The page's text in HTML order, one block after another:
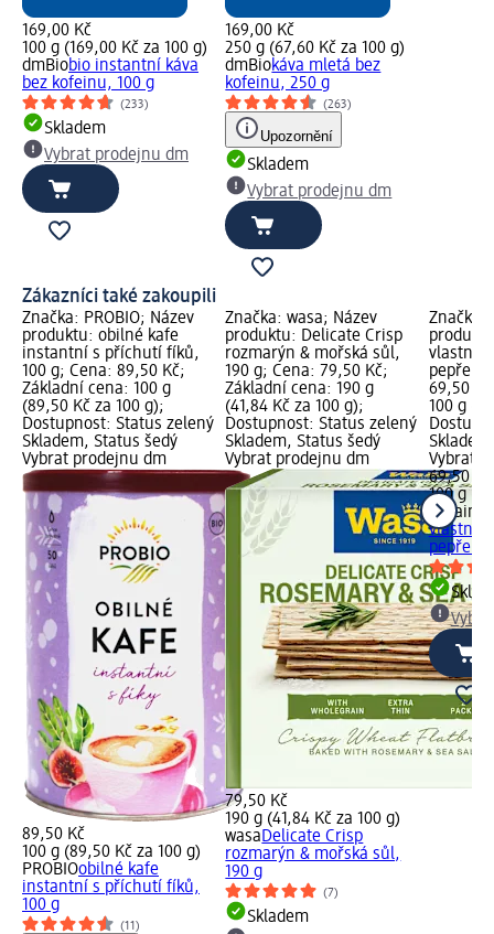
169,00 Kč
100 g (169,00 Kč za 100 g)
dmBiobio instantní káva
bez kofeinu, 100 g
(233)
Skladem
Vybrat prodejnu dm
169,00 Kč
250 g (67,60 Kč za 100 g)
dmBiokáva mletá bez
kofeinu, 250 g
(263)
Upozornění
Skladem
Vybrat prodejnu dm
Zákazníci také zakoupili
Značka: PROBIO; Název
produktu: obilné kafe
instantní s příchutí fíků,
100 g; Cena: 89,50 Kč;
Základní cena: 100 g
(89,50 Kč za 100 g);
Dostupnost: Status zelený
Skladem, Status šedý
Vybrat prodejnu dm
89,50 Kč
100 g (89,50 Kč za 100 g)
PROBIOobilné kafe
instantní s příchutí fíků,
100 g
(11)
Značka: wasa; Název
produktu: Delicate Crisp
rozmarýn & mořská sůl,
190 g; Cena: 79,50 Kč;
Základní cena: 190 g
(41,84 Kč za 100 g);
Dostupnost: Status zelený
Skladem, Status šedý
Vybrat prodejnu dm
79,50 Kč
190 g (41,84 Kč za 100 g)
wasaDelicate Crisp
rozmarýn & mořská sůl,
190 g
(7)
Skladem
Značka:
vlastní
pepřem,
69,50
100 g
Vybrat
69,50 Kč
100 g
vilgain
vlastní
pepřem,